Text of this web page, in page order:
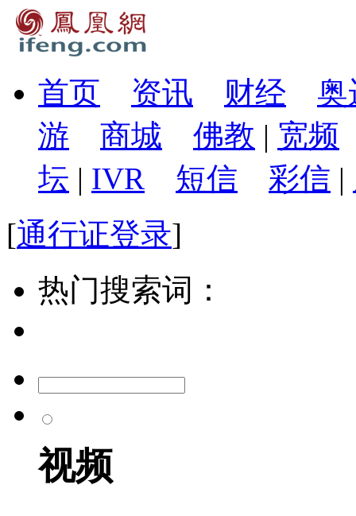
首页 资讯 财经
奥
游
商城 佛教 | 宽频
坛 | IVR 短信 彩信 |
[通行证登录]
热门搜索词：
视频